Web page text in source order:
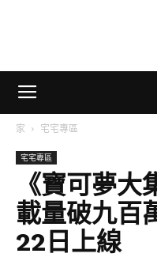
家 宅宅專區
宅宅專區
《寶可夢
載量破九百
22日上線